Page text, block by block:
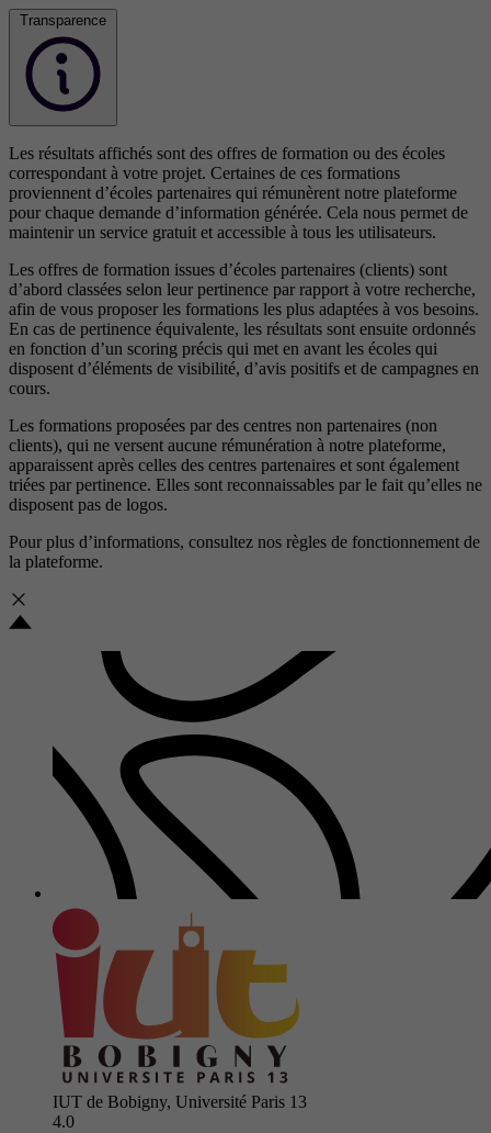
Transparence
Les résultats affichés sont des offres de formation ou des écoles
correspondant à votre projet. Certaines de ces formations
proviennent d’écoles partenaires qui rémunèrent notre plateforme
pour chaque demande d’information générée. Cela nous permet de
maintenir un service gratuit et accessible à tous les utilisateurs.
Les offres de formation issues d’écoles partenaires (clients) sont
d’abord classées selon leur pertinence par rapport à votre recherche,
afin de vous proposer les formations les plus adaptées à vos besoins.
En cas de pertinence équivalente, les résultats sont ensuite ordonnés
en fonction d’un scoring précis qui met en avant les écoles qui
disposent d’éléments de visibilité, d’avis positifs et de campagnes en
cours.
Les formations proposées par des centres non partenaires (non
clients), qui ne versent aucune rémunération à notre plateforme,
apparaissent après celles des centres partenaires et sont également
triées par pertinence. Elles sont reconnaissables par le fait qu’elles ne
disposent pas de logos.
Pour plus d’informations, consultez nos règles de fonctionnement de
la plateforme.
IUT de Bobigny, Université Paris 13
4.0